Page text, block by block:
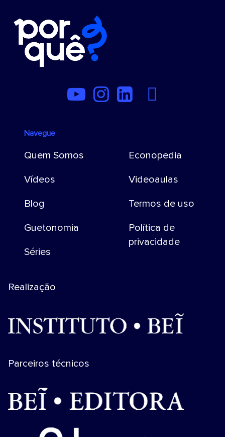
Navegue
Quem Somos
Vídeos
Blog
Guetonomia
Séries
Econopedia
Videoaulas
Termos de uso
Política de
privacidade
Realização
Parceiros técnicos